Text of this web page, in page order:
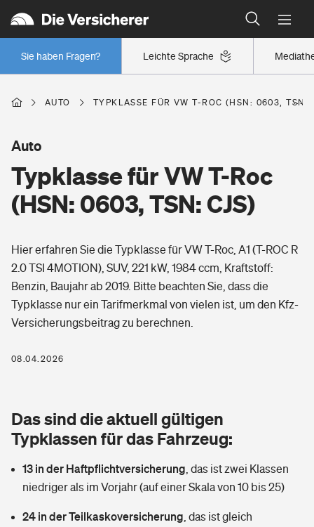
Leichte Sprache
Sie haben Fragen?
Wer versichert was: Jetzt Versicherer finden
Regionalklassen: So ist Ihre Region eingestuft
Wer versichert was: Jetzt Versicherer finden
Berufsunfähigkeitsversicherung
Erwerbsunfähigkeitsversicherung
Grundfähigkeitsversicherung
Arbeitsrechtsschutz
Berufshaftpflichtversicherung
Zur Übersicht
Tools
Wer versichert was: Jetzt Versicherer finden
Wohnen
Elementarversicherung
Glasversicherung
Mietkautionsversicherung
Freizeit
Pri­vate Haft­pflicht­
Kinderunfall­ver­si­che­rung
Kinderinvalidität
Reiseversicherung
Gesundheit
Private Krankenversicherung
Dread-Disease-Versicherung
Tierkrankenversicherung
AUTO TYPKLASSE FÜR VW T-ROC (HSN: 0603, TSN:
Typklasse für VW T-Roc
(HSN: 0603, TSN: CJS)
Auto
Hier erfahren Sie die Typklasse für VW T-Roc, A1 (T-ROC R
2.0 TSI 4MOTION), SUV, 221 kW, 1984 ccm, Kraftstoff:
Benzin, Baujahr ab 2019. Bitte beachten Sie, dass die
Typklasse nur ein Tarifmerkmal von vielen ist, um den Kfz-
Versicherungsbeitrag zu berechnen.
08.04.2026
Das sind die aktuell gültigen
Typklassen für das Fahrzeug:
13 in der Haftpflichtversicherung das ist zwei Klassen
niedriger als im Vorjahr (auf einer Skala von 10 bis 25)
24 in der Teilkaskoversicherung das ist gleich